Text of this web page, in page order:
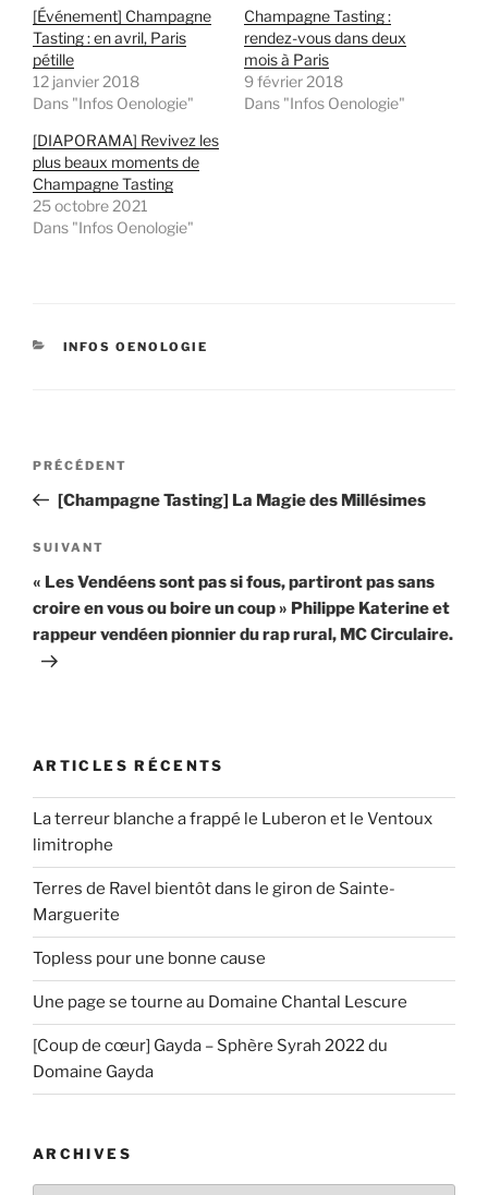
[Événement] Champagne
Tasting : en avril, Paris
pétille
12 janvier 2018
Dans "Infos Oenologie"
Champagne Tasting :
rendez-vous dans deux
mois à Paris
9 février 2018
Dans "Infos Oenologie"
[DIAPORAMA] Revivez les
plus beaux moments de
Champagne Tasting
25 octobre 2021
Dans "Infos Oenologie"
CATÉGORIES
INFOS OENOLOGIE
Navigation
l’article
Article
précédent
PRÉCÉDENT
[Champagne Tasting] La Magie des Millésimes
Article
suivant
SUIVANT
« Les Vendéens sont pas si fous, partiront pas sans
croire en vous ou boire un coup » Philippe Katerine et
rappeur vendéen pionnier du rap rural, MC Circulaire.
ARTICLES RÉCENTS
La terreur blanche a frappé le Luberon et le Ventoux
limitrophe
Terres de Ravel bientôt dans le giron de Sainte-
Marguerite
Topless pour une bonne cause
Une page se tourne au Domaine Chantal Lescure
[Coup de cœur] Gayda – Sphère Syrah 2022 du
Domaine Gayda
ARCHIVES